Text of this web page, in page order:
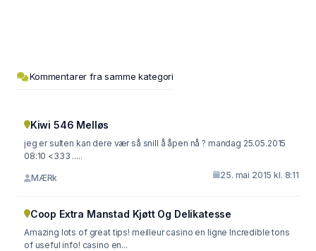
Kommentarer fra samme kategori
Kiwi 546 Melløs
jeg er sulten kan dere vær så snill å åpen nå ? mandag 25.05.2015
08:10 <333 .....
MÆRk 25. mai 2015 kl. 8:11
Coop Extra Manstad Kjøtt Og Delikatesse
Amazing lots of great tips! meilleur casino en ligne Incredible tons
of useful info! casino en...